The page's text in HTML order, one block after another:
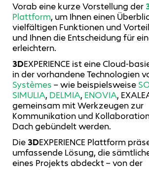
Vorab eine kurze Vorstellung der
Plattform, um Ihnen einen
vielfältigen Funktionen und
und Ihnen die Entscheidung für
erleichtern.
3DEXPERIENCE ist eine Cloud-
in der vorhandene Technologien
Systèmes – wie beispielsweise
SIMULIA, DELMIA, ENOVIA,
gemeinsam mit Werkzeugen zur
Kommunikation und
Dach gebündelt werden.
Die 3DEXPERIENCE Plattform
umfassende Lösung, die
eines Projekts abdeckt – von der